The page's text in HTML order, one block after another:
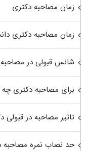
زمان مصاحبه دکتری
زمان مصاحبه دکتری
شانس قبولی در مصاحبه
برای مصاحبه دکتری چه
تاثیر مصاحبه در قبولی
حد نصاب نمره مصاحبه